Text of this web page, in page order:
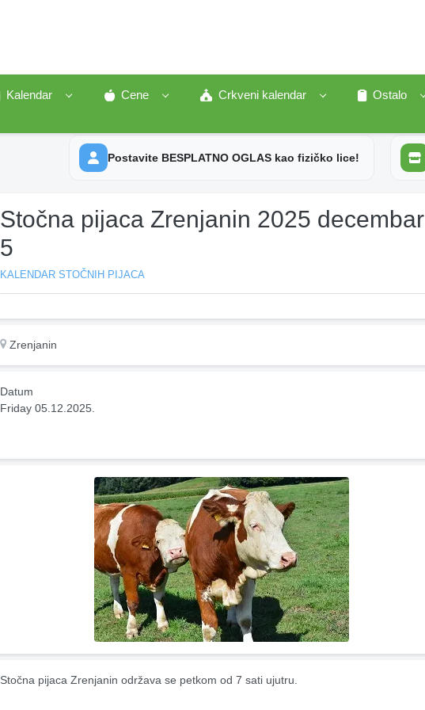
Kalendar Cene Crkveni kalendar
Ostalo
Postavite BESPLATNO OGLAS kao fizičko lice!
Stočna pijaca Zrenjanin 2025 decembar
5
KALENDAR STOČNIH PIJACA
Zrenjanin
Datum
Friday 05.12.2025.
Stočna pijaca Zrenjanin održava se petkom od 7 sati ujutru.